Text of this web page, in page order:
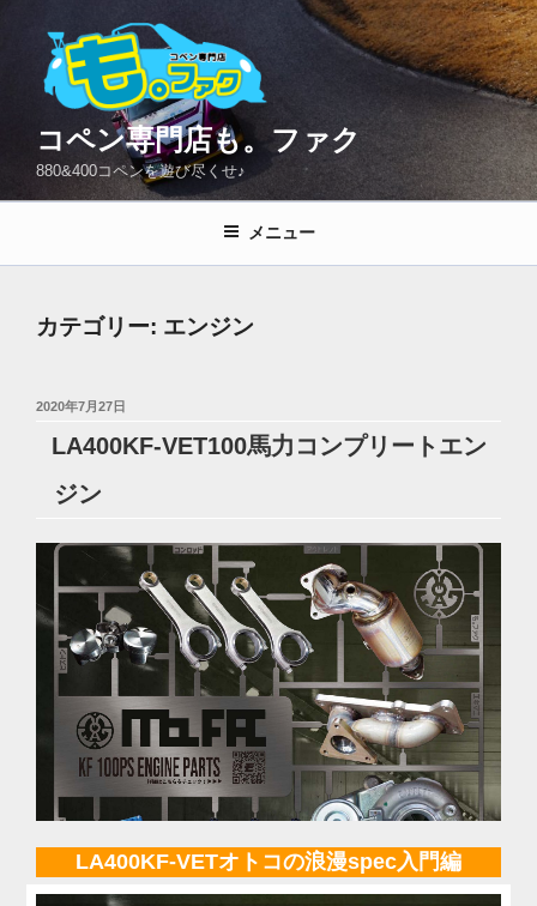
プ
コペン専門店も。ファク
880&400コペンを遊び尽くせ♪
メニュー
カテゴリー: エンジン
投
2020年7月27日
LA400KF-VET100馬力コンプリートエン
ジン
LA400KF-VETオトコの浪漫spec入門編